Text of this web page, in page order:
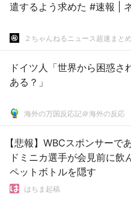
遣
２ちゃんねるニュース超速まと
ドイツ人「世界から困惑さ
ある？」
海外の万国反応記＠海外の反応
【悲報】WBCスポンサーで
ドミニカ選手が会見前に
ペットボトルを隠す
はちま起稿